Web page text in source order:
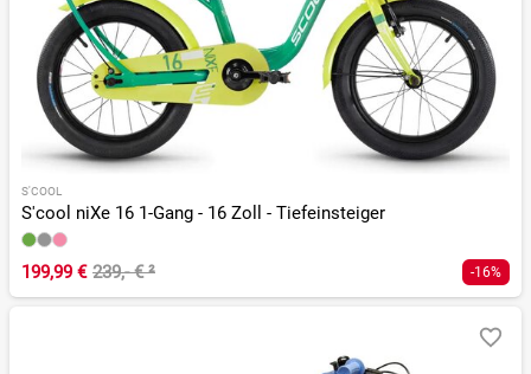
S'COOL
S'cool niXe 16 1-Gang - 16 Zoll - Tiefeinsteiger
199,99 € 239,- €² -16%